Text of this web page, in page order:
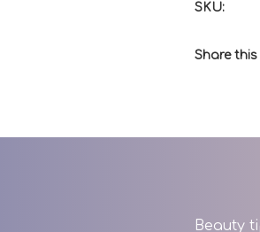
SKU:
Share this
Beauty